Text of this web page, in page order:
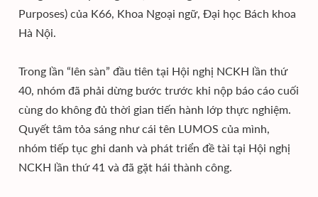
Purposes) của K66, Khoa Ngoại ngữ, Đại học Bách khoa
Hà Nội.
Trong lần “lên sàn” đầu tiên tại Hội nghị NCKH lần thứ
40, nhóm đã phải dừng bước trước khi nộp báo cáo cuối
cùng do không đủ thời gian tiến hành lớp thực nghiệm.
Quyết tâm tỏa sáng như cái tên LUMOS của mình,
nhóm tiếp tục ghi danh và phát triển đề tài tại Hội nghị
NCKH lần thứ 41 và đã gặt hái thành công.